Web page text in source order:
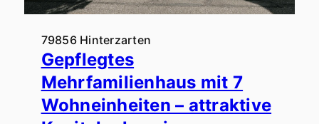
79856 Hinterzarten
Gepflegtes
Mehrfamilienhaus mit 7
Wohneinheiten – attraktive